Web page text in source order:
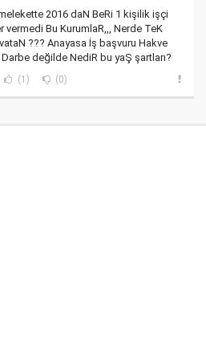
2016 daN BeRi 1 kişilik işçi
vermedi Bu KurumlaR,,, Nerde TeK
??? Anayasa İş başvuru Hakve
değilde NediR bu yaŞ şartları?
(1) (0)